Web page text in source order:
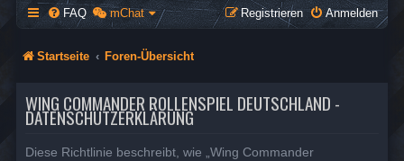
FAQ mChat Anmelden
Registrieren
Startseite Foren-Übersicht
WING COMMANDER ROLLENSPIEL DEUTSCHLAND -
DATENSCHUTZERKLÄRUNG
Diese Richtlinie beschreibt, wie „Wing Commander